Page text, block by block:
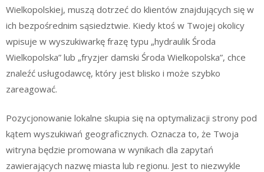
Wielkopolskiej, muszą dotrzeć do klientów znajdujących się w
ich bezpośrednim sąsiedztwie. Kiedy ktoś w Twojej okolicy
wpisuje w wyszukiwarkę frazę typu „hydraulik Środa
Wielkopolska” lub „fryzjer damski Środa Wielkopolska”, chce
znaleźć usługodawcę, który jest blisko i może szybko
zareagować.
Pozycjonowanie lokalne skupia się na optymalizacji strony pod
kątem wyszukiwań geograficznych. Oznacza to, że Twoja
witryna będzie promowana w wynikach dla zapytań
zawierających nazwę miasta lub regionu. Jest to niezwykle